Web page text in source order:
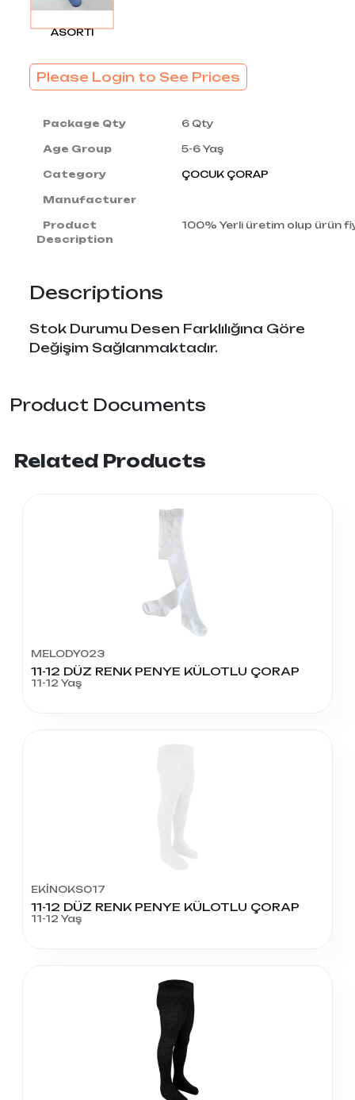
ASORTI
Please Login to See Prices
Package Qty 6 Qty
Age Group 5-6 Yaş
Category ÇOCUK ÇORAP
Manufacturer
Product
Description
100% Yerli üretim olup ürün
Descriptions
Stok Durumu Desen Farklılığına Göre
Değişim Sağlanmaktadır.
Product Documents
Related Products
MELODY023
11-12 DÜZ RENK PENYE KÜLOTLU ÇORAP
11-12 Yaş
EKİNOKS017
11-12 DÜZ RENK PENYE KÜLOTLU ÇORAP
11-12 Yaş